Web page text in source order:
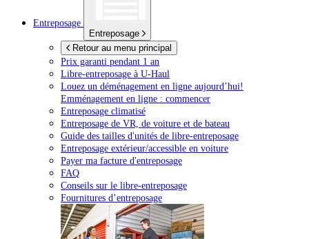
Entreposage
Entreposage
Retour au menu principal
Prix garanti pendant 1 an
Libre-entreposage à U-Haul
Louez un déménagement en ligne aujourd’hui!
Emménagement en ligne : commencer
Entreposage climatisé
Entreposage de VR, de voiture et de bateau
Guide des tailles d'unités de libre-entreposage
Entreposage extérieur/accessible en voiture
Payer ma facture d'entreposage
FAQ
Conseils sur le libre-entreposage
Fournitures d’entreposage